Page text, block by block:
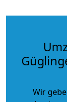
Wir